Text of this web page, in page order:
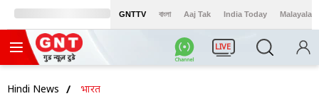
GNTTV বাংলা Aaj Tak India Today Malayalam
LIVE
Hindi News भारत